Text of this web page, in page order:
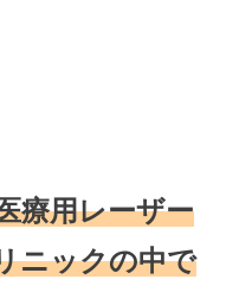
療用レーザー
ニックの中で